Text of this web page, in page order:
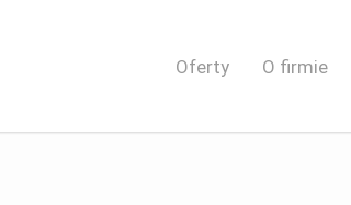
Oferty O firmie